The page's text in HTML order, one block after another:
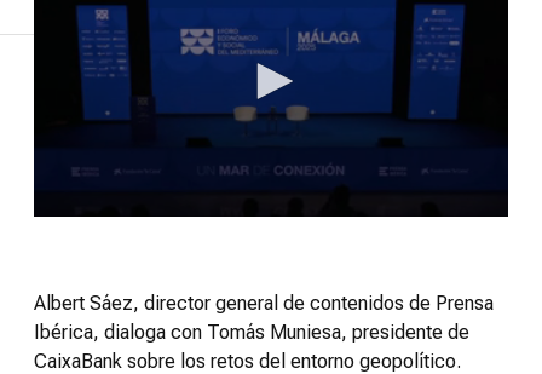
Mar
Futuro
Vídeos
minutes,
42
seconds
Albert Sáez, director general de contenidos de Prensa
Ibérica, dialoga con Tomás Muniesa, presidente de
CaixaBank sobre los retos del entorno geopolítico.